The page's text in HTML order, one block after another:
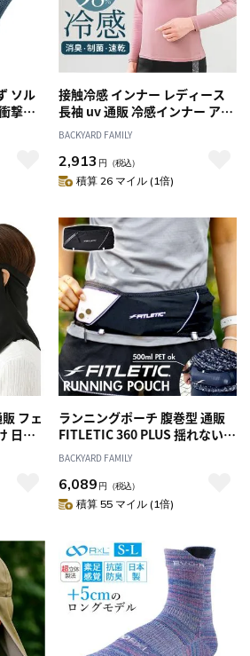
ソル
撃吸
レー
接触冷感 インナー レディース
長袖 uv 通販 冷感インナー アン
ダーシャツ アンダーウェア ア
ンダーウエア インナーシャツ T
シャツ UVカット 吸水 速乾 涼し
い 冷感 シンプル 無地 おしゃれ
BACKYARD FAMILY
2,913 円 （税込）
積算 26 マイル (1倍)
フェ
日よ
ウ
母
ギフ
ランニングポーチ 腹巻型 通販
FITLETIC 360 PLUS 揺れないラ
ンニングポーチ ランニングベル
バッグ ジョギングポーチ メン
ズ レディース スマホポーチ ス
BACKYARD FAMILY
6,089 円 （税込）
積算 55 マイル (1倍)